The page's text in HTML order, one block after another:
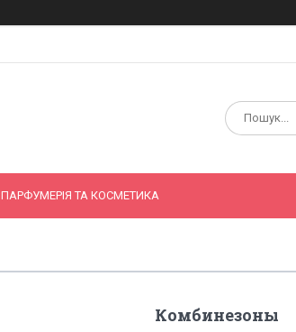
ПАРФУМЕРІЯ ТА КОСМЕТИКА
Комбинезоны